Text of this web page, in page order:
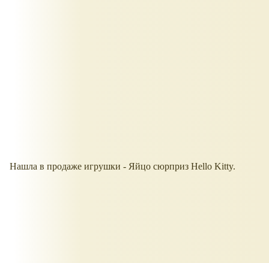
Нашла в продаже игрушки - Яйцо сюрприз Hello Kitty.